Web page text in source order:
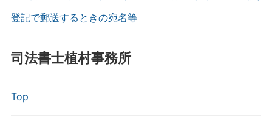
登記で郵送するときの宛名等
司法書士植村事務所
Top